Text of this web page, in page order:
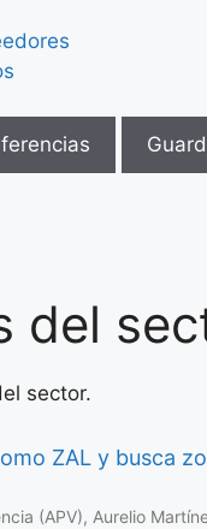
del
sector.
ZAL y busca
(APV), Aurelio